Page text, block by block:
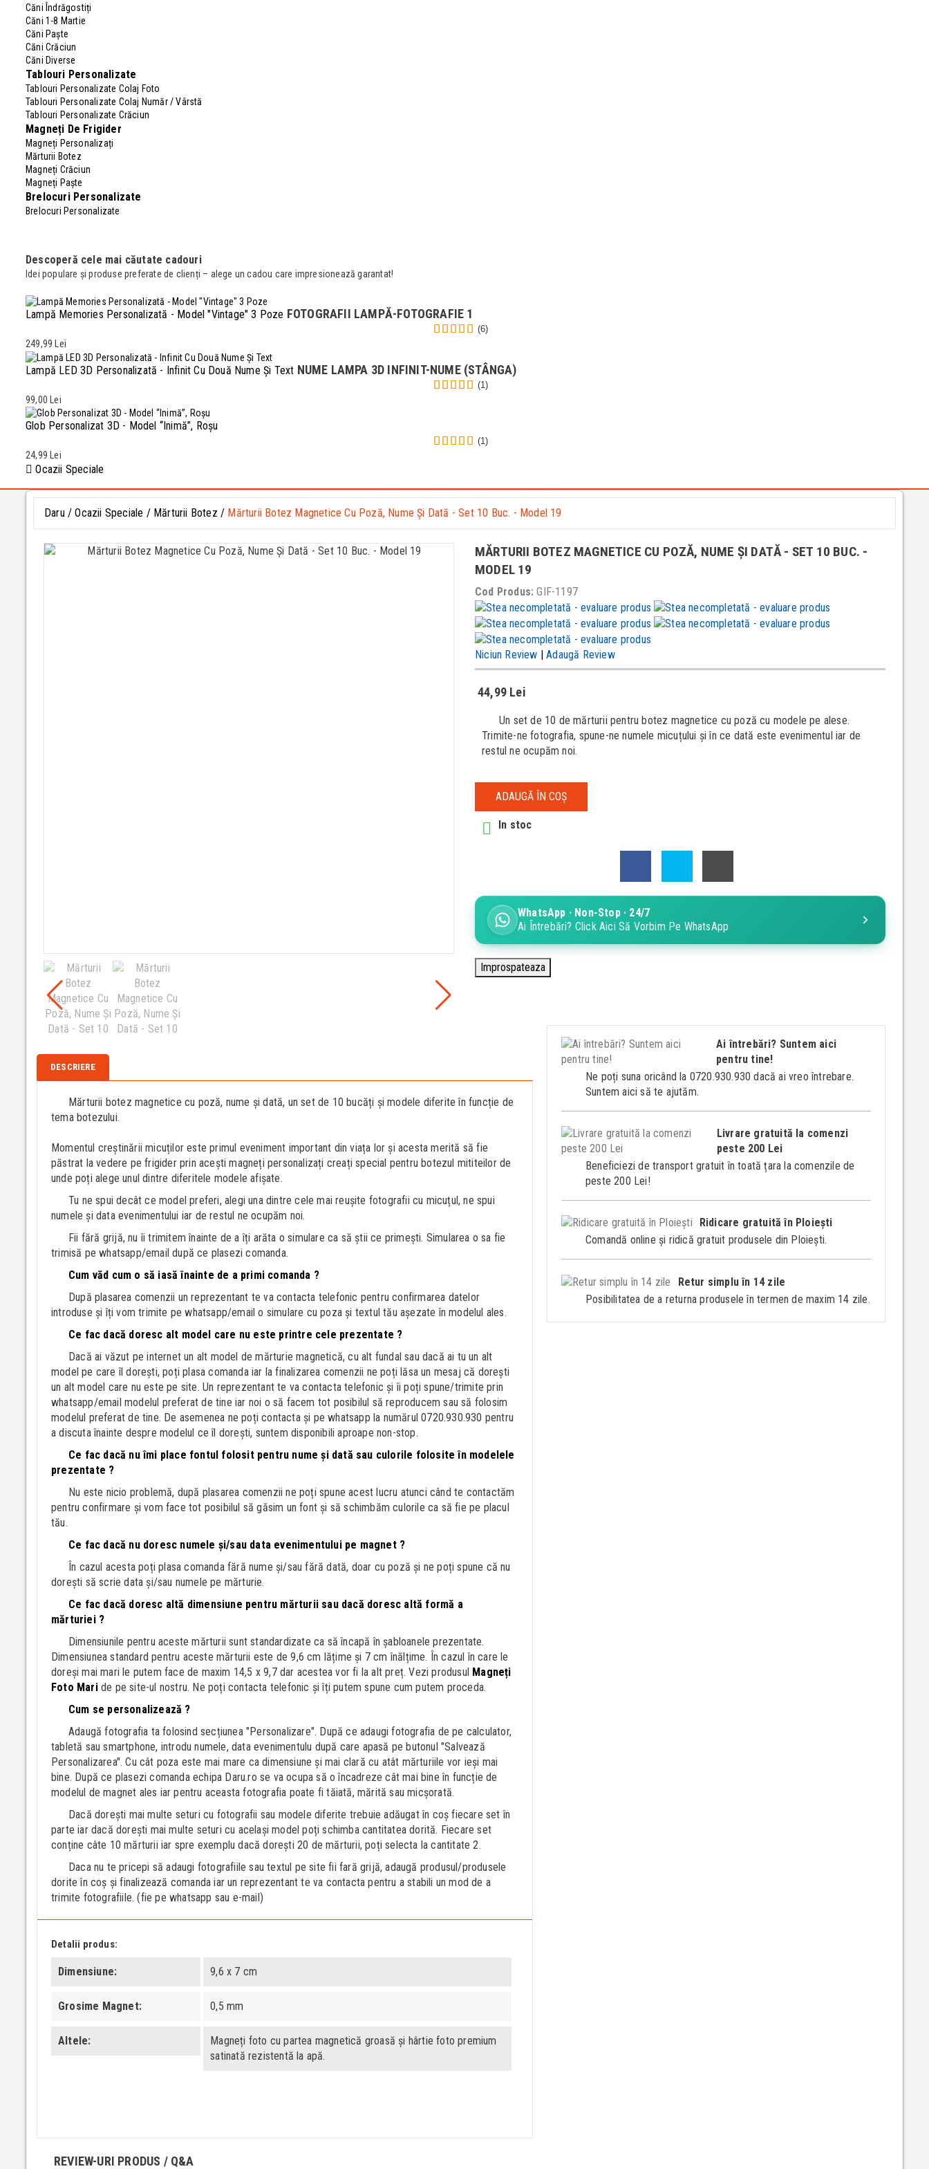
Căni Îndrăgostiți
Căni 1-8 Martie
Căni Paște
Căni Crăciun
Căni Diverse
Tablouri Personalizate
Tablouri Personalizate Colaj Foto
Tablouri Personalizate Colaj Număr / Vârstă
Tablouri Personalizate Crăciun
Magneți De Frigider
Magneți Personalizați
Mărturii Botez
Magneți Crăciun
Magneți Paște
Brelocuri Personalizate
Brelocuri Personalizate
Descoperă cele mai căutate cadouri
Idei populare și produse preferate de clienți – alege un cadou care impresionează garantat!
Lampă Memories Personalizată - Model "Vintage" 3 Poze FOTOGRAFII LAMPĂ-FOTOGRAFIE 1
(6)
249,99 Lei
Lampă LED 3D Personalizată - Infinit Cu Două Nume Și Text NUME LAMPA 3D INFINIT-NUME (STÂNGA)
(1)
99,00 Lei
Glob Personalizat 3D - Model “Inimă”, Roșu
(1)
24,99 Lei
Ocazii Speciale
Daru Ocazii Speciale Mărturii Botez Mărturii Botez Magnetice Cu Poză, Nume Și Dată - Set 10 Buc. - Model 19
MĂRTURII BOTEZ MAGNETICE CU POZĂ, NUME ȘI DATĂ - SET 10 BUC. -
MODEL 19
Cod Produs: GIF-1197
Niciun Review |Adaugă Review
44,99 Lei
Un set de 10 de mărturii pentru botez magnetice cu poză cu modele pe alese.
Trimite-ne fotografia, spune-ne numele micuțului și în ce dată este evenimentul iar de
restul ne ocupăm noi.
ADAUGĂ ÎN COȘ
 In stoc
WhatsApp · Non-Stop · 24/7
Ai Întrebări? Click Aici Să Vorbim Pe WhatsApp
Ai întrebări? Suntem aici
pentru tine!
Ne poți suna oricând la 0720.930.930 dacă ai vreo întrebare.
Suntem aici să te ajutăm.
Livrare gratuită la comenzi
peste 200 Lei
Beneficiezi de transport gratuit în toată țara la comenzile de
peste 200 Lei!
Ridicare gratuită în Ploiești
Comandă online și ridică gratuit produsele din Ploiești.
Retur simplu în 14 zile
Posibilitatea de a returna produsele în termen de maxim 14 zile.
DESCRIERE
Mărturii botez magnetice cu poză, nume și dată, un set de 10 bucăți și modele diferite în funcție de
tema botezului.
Momentul creștinării micuților este primul eveniment important din viața lor și acesta merită să fie
păstrat la vedere pe frigider prin acești magneți personalizați creați special pentru botezul mititeilor de
unde poți alege unul dintre diferitele modele afișate.
Tu ne spui decât ce model preferi, alegi una dintre cele mai reușite fotografii cu micuțul, ne spui
numele și data evenimentului iar de restul ne ocupăm noi.
Fii fără grijă, nu îi trimitem înainte de a îți arăta o simulare ca să știi ce primești. Simularea o sa fie
trimisă pe whatsapp/email după ce plasezi comanda.
Cum văd cum o să iasă înainte de a primi comanda ?
După plasarea comenzii un reprezentant te va contacta telefonic pentru confirmarea datelor
introduse și îți vom trimite pe whatsapp/email o simulare cu poza și textul tău așezate în modelul ales.
Ce fac dacă doresc alt model care nu este printre cele prezentate ?
Dacă ai văzut pe internet un alt model de mărturie magnetică, cu alt fundal sau dacă ai tu un alt
model pe care îl dorești, poți plasa comanda iar la finalizarea comenzii ne poți lăsa un mesaj că dorești
un alt model care nu este pe site. Un reprezentant te va contacta telefonic și îi poți spune/trimite prin
whatsapp/email modelul preferat de tine iar noi o să facem tot posibilul să reproducem sau să folosim
modelul preferat de tine. De asemenea ne poți contacta și pe whatsapp la numărul 0720.930.930 pentru
a discuta înainte despre modelul ce îl dorești, suntem disponibili aproape non-stop.
Ce fac dacă nu îmi place fontul folosit pentru nume și dată sau culorile folosite în modelele
prezentate ?
Nu este nicio problemă, după plasarea comenzii ne poți spune acest lucru atunci când te contactăm
pentru confirmare și vom face tot posibilul să găsim un font și să schimbăm culorile ca să fie pe placul
tău.
Ce fac dacă nu doresc numele și/sau data evenimentului pe magnet ?
În cazul acesta poți plasa comanda fără nume și/sau fără dată, doar cu poză și ne poți spune că nu
dorești să scrie data și/sau numele pe mărturie.
Ce fac dacă doresc altă dimensiune pentru mărturii sau dacă doresc altă formă a
mărturiei ?
Dimensiunile pentru aceste mărturii sunt standardizate ca să încapă în șabloanele prezentate.
Dimensiunea standard pentru aceste mărturii este de 9,6 cm lățime și 7 cm înălțime. În cazul în care le
doreși mai mari le putem face de maxim 14,5 x 9,7 dar acestea vor fi la alt preț. Vezi produsul Magneți
Foto Maride pe site-ul nostru. Ne poți contacta telefonic și îți putem spune cum putem proceda.
Cum se personalizează ?
Adaugă fotografia ta folosind secțiunea "Personalizare". După ce adaugi fotografia de pe calculator,
tabletă sau smartphone, introdu numele, data evenimentulu după care apasă pe butonul "Salvează
Personalizarea". Cu cât poza este mai mare ca dimensiune și mai clară cu atât mărturiile vor ieși mai
bine. După ce plasezi comanda echipa Daru.ro se va ocupa să o încadreze cât mai bine în funcție de
modelul de magnet ales iar pentru aceasta fotografia poate fi tăiată, mărită sau micșorată.
Dacă dorești mai multe seturi cu fotografii sau modele diferite trebuie adăugat în coș fiecare set în
parte iar dacă dorești mai multe seturi cu același model poți schimba cantitatea dorită. Fiecare set
conține câte 10 mărturii iar spre exemplu dacă dorești 20 de mărturii, poți selecta la cantitate 2.
Daca nu te pricepi să adaugi fotografiile sau textul pe site fii fară grijă, adaugă produsul/produsele
dorite în coș și finalizează comanda iar un reprezentant te va contacta pentru a stabili un mod de a
trimite fotografiile. (fie pe whatsapp sau e-mail)
Detalii produs:
Dimensiune 9,6 x 7 cm
Grosime Magnet 0,5 mm
Altele
Magneți foto cu partea magnetică groasă și hârtie foto premium
satinată rezistentă la apă.
REVIEW-URI PRODUS / Q&A